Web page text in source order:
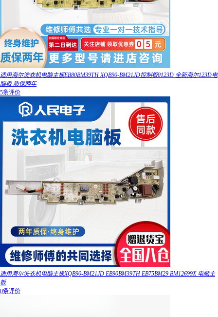
适用海尔洗衣机电脑主板EB80BM39TH XQB90-BM21JD控制板0123D 全新海尔123D电
脑板 质保两年
5条评价
适用海尔洗衣机电脑主板XQB90-BM21JD EB90BM39TH EB75BM29 BM12699X 电脑主
板
0条评价